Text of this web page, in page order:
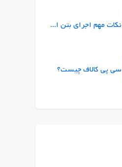
نکات مهم اجرای بتن اکسپوز در کف‌سازی
سی پی کالاف چیست؟